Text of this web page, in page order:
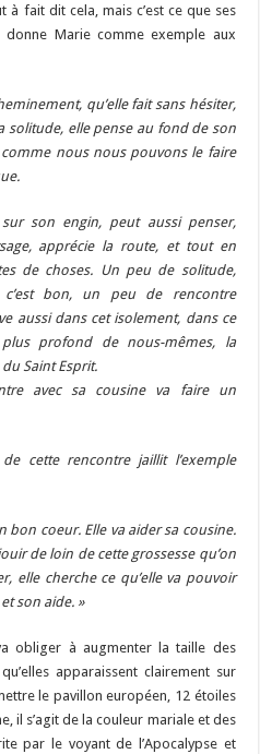
à fait dit cela, mais c’est ce que ses
Marie comme exemple aux
qu’elle fait sans hésiter,
solitude, elle pense au fond de son
nous nous pouvons le faire
son engin, peut aussi penser,
apprécie la route, et tout en
de choses. Un peu de solitude,
c’est bon, un peu de rencontre
aussi dans cet isolement, dans ce
profond de nous-mêmes, la
Saint Esprit.
avec sa cousine va faire un
cette rencontre jaillit l’exemple
bon coeur. Elle va aider sa cousine.
de loin de cette grossesse qu’on
elle cherche ce qu’elle va pouvoir
son aide. »
obliger à augmenter la taille des
apparaissent clairement sur
le pavillon européen, 12 étoiles
il s’agit de la couleur mariale et des
par le voyant de l’Apocalypse et